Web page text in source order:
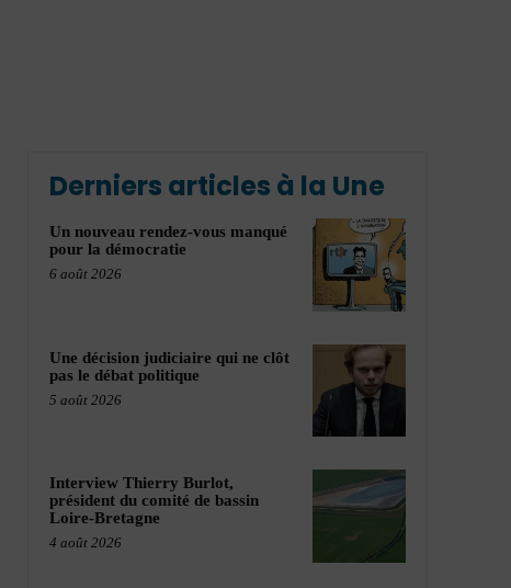
Derniers articles à la Une
Un nouveau rendez-vous manqué
pour la démocratie
6 août 2026
Une décision judiciaire qui ne clôt
pas le débat politique
5 août 2026
Interview Thierry Burlot,
président du comité de bassin
Loire-Bretagne
4 août 2026